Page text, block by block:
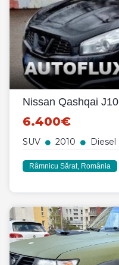
Nissan Qashqai J10
6.400€
SUV 2010 Diesel
Râmnicu Sărat, România